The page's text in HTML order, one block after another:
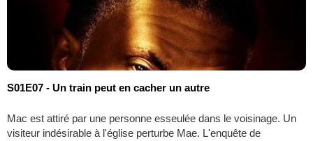
S01E07 - Un train peut en cacher un autre
Mac est attiré par une personne esseulée dans le voisinage. Un
visiteur indésirable à l'église perturbe Mae. L'enquête de